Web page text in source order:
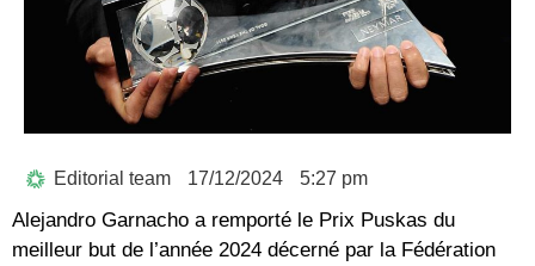
Editorial team 17/12/2024 5:27 pm
Alejandro Garnacho a remporté le Prix Puskas du
meilleur but de l’année 2024 décerné par la Fédération